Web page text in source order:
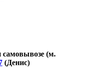
самовывозе (м.
(Денис)